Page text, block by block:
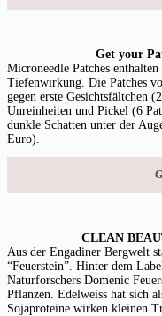
Get your
Microneedle Patches
Tiefenwirkung. Die Patches
gegen erste Gesichtsfältchen
Unreinheiten und Pickel (6
dunkle Schatten unter der
Euro).
CLEAN
Aus der Engadiner Bergwelt
“Feuerstein”. Hinter dem
Naturforschers Domenic
Pflanzen. Edelweiss hat sich
Sojaproteine wirken kleinen